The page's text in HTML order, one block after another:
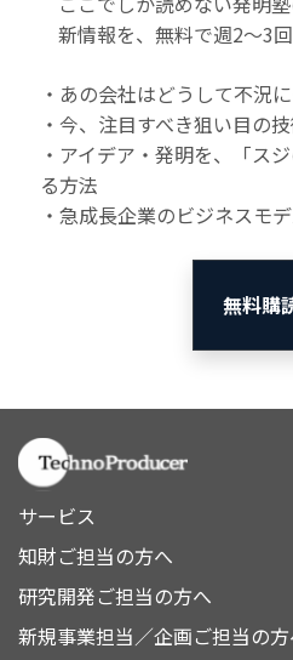
新情報を、無料で週2〜3
・あの会社はどうして不況
・今、注目すべき狙い目の
・アイデア・発明を、「ス
る方法
・急成長企業のビジネスモ
無料購
サービス
知財ご担当の方へ
研究開発ご担当の方へ
新規事業担当／企画ご担当の